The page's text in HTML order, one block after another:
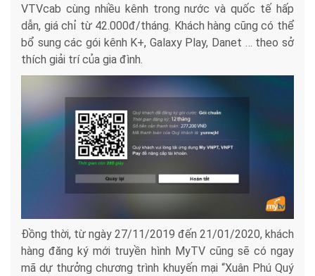
VTVcab cùng nhiều kênh trong nước và quốc tế hấp
dẫn, giá chỉ từ 42.000đ/tháng. Khách hàng cũng có thể
bổ sung các gói kênh K+, Galaxy Play, Danet … theo sở
thích giải trí của gia đình.
Đồng thời, từ ngày 27/11/2019 đến 21/01/2020, khách
hàng đăng ký mới truyền hình MyTV cũng sẽ có ngay
mã dự thưởng chương trình khuyến mại “Xuân Phú Quý